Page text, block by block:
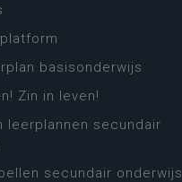
basisonderwijs
Zin in leven!
leerplannen secundair
secundair onderwijs